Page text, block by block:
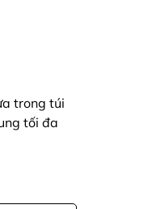
trong túi
tối đa